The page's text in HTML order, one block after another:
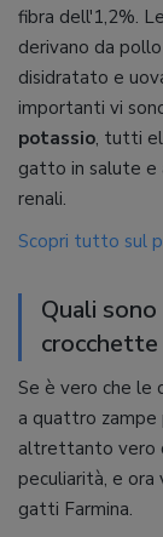
fibra dell'1,2%.
derivano da
disidratato e
importanti vi
potassio, tutti
gatto in salute e
renali.
Scopri tutto sul
Quali
Se è vero che le
a quattro zampe
altrettanto vero
peculiarità, e
gatti Farmina.